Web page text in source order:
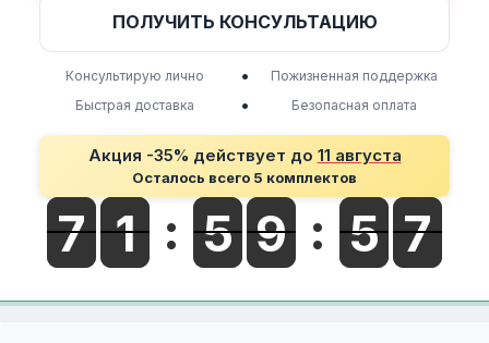
ПОЛУЧИТЬ КОНСУЛЬТАЦИЮ
Консультирую лично •
Пожизненная поддержка
Быстрая доставка
• Безопасная оплата
Акция -35% действует до 11 августа
Осталось всего 5 комплектов